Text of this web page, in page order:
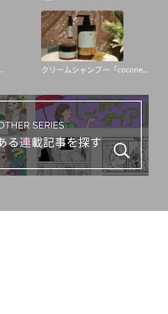
クリームシャンプー「cocone...